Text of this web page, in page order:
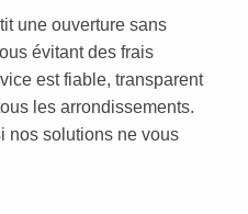
une ouverture sans
évitant des frais
est fiable, transparent
les arrondissements.
nos solutions ne vous